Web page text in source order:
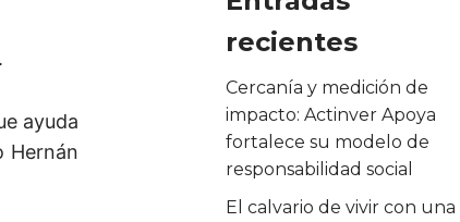
ayuda
Hernán
recientes
Cercanía y medición de
impacto: Actinver Apoya
fortalece su modelo de
responsabilidad social
El calvario de vivir con una